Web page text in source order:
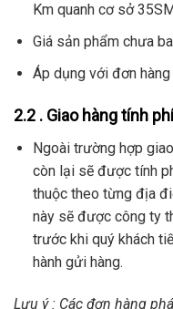
Km quanh cơ sở
Giá sản phẩm chưa
Áp dụng với đơn
2.2 . Giao hàng tính
Ngoài trường hợp
còn lại sẽ được tính
thuộc theo từng địa
này sẽ được công ty
trước khi quý khách
hành gửi hàng.
Lưu ý : Các đơn hàng